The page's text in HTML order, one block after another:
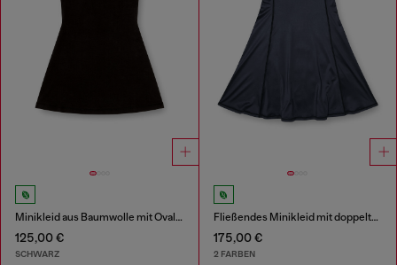
Minikleid aus Baumwolle mit Oval D Logo
125,00 €
SCHWARZ
Fließendes Minikleid mit doppelten Trägern
175,00 €
2 FARBEN